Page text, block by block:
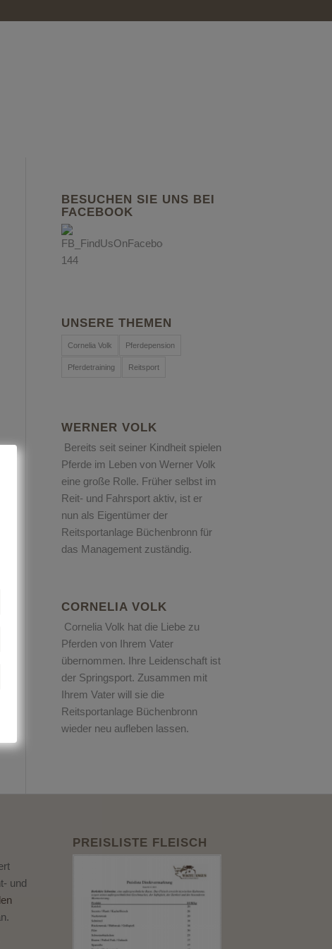
BESUCHEN SIE UNS BEI
FACEBOOK
UNSERE THEMEN
Cornelia Volk Pferdepension
Pferdetraining Reitsport
WERNER VOLK
Bereits seit seiner Kindheit spielen
Pferde im Leben von Werner Volk
eine große Rolle. Früher selbst im
Reit- und Fahrsport aktiv, ist er
nun als Eigentümer der
Reitsportanlage Büchenbronn für
das Management zuständig.
CORNELIA VOLK
Cornelia Volk hat die Liebe zu
Pferden von Ihrem Vater
übernommen. Ihre Leidenschaft ist
der Springsport. Zusammen mit
Ihrem Vater will sie die
Reitsportanlage Büchenbronn
wieder neu aufleben lassen.
und
PREISLISTE FLEISCH